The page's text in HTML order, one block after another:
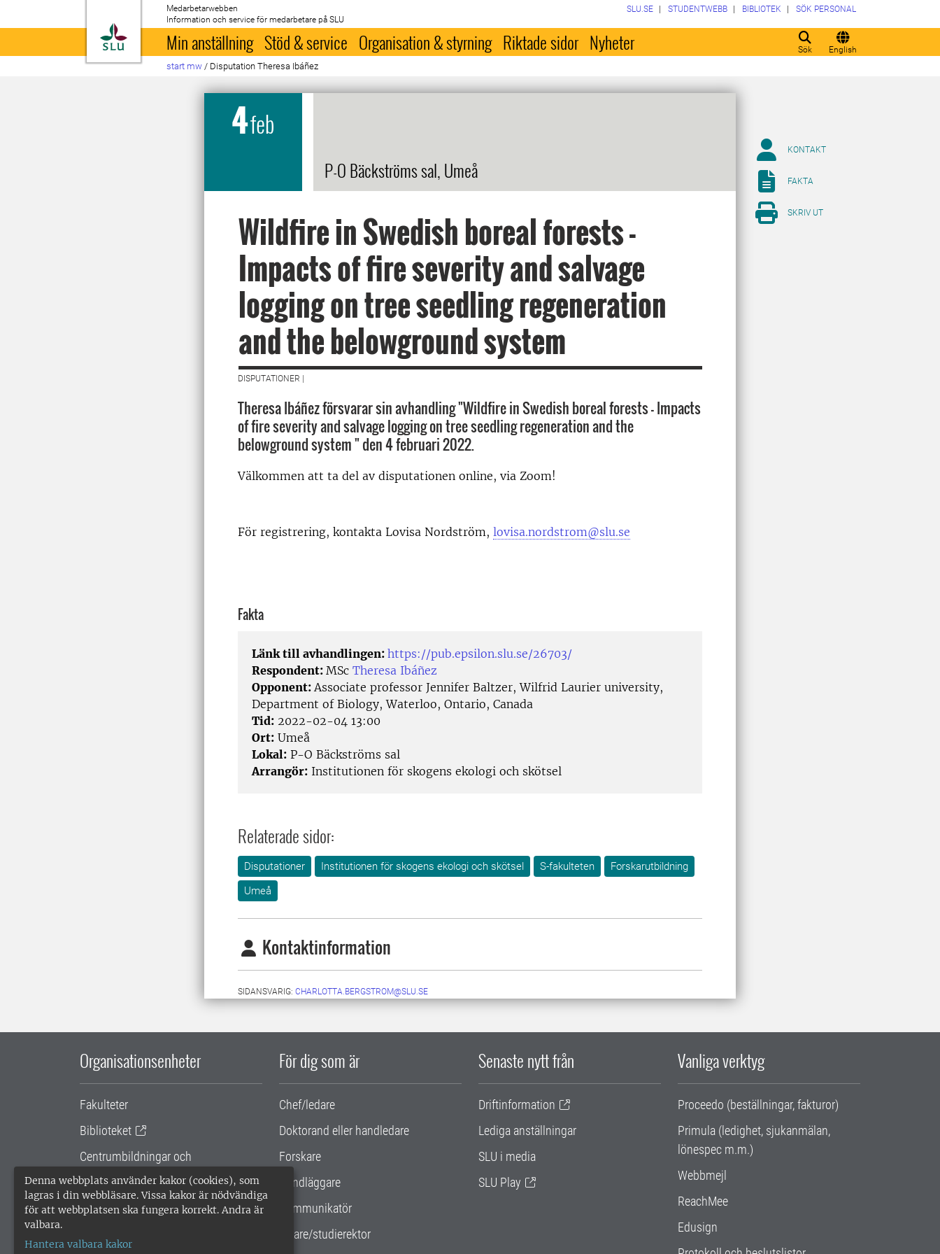
Denna webbplats använder kakor (cookies), som
lagras i din webbläsare. Vissa kakor är nödvändiga
för att webbplatsen ska fungera korrekt. Andra är
valbara.
Hantera valbara kakor
Till startsida
Medarbetarwebben
Information och service för medarbetare på SLU
Sök English
SLU.SE STUDENTWEBB BIBLIOTEK SÖK PERSONAL
Min anställning Stöd & service Organisation & styrning Riktade sidor Nyheter
start mw / Disputation Theresa Ibáñez
4feb
P-O Bäckströms sal, Umeå
Wildfire in Swedish boreal forests -
Impacts of fire severity and salvage
logging on tree seedling regeneration
and the belowground system
DISPUTATIONER |
Theresa Ibáñez försvarar sin avhandling "Wildfire in Swedish boreal forests - Impacts
of fire severity and salvage logging on tree seedling regeneration and the
belowground system " den 4 februari 2022.
Välkommen att ta del av disputationen online, via Zoom!
För registrering, kontakta Lovisa Nordström, lovisa.nordstrom@slu.se
Fakta
Länk till avhandlingen: https://pub.epsilon.slu.se/26703/
Respondent: MSc Theresa Ibáñez
Opponent:Associate professor Jennifer Baltzer, Wilfrid Laurier university,
Department of Biology, Waterloo, Ontario, Canada
Tid: 2022-02-04 13:00
Ort: Umeå
Lokal: P-O Bäckströms sal
Arrangör: Institutionen för skogens ekologi och skötsel
Relaterade sidor:
Disputationer Institutionen för skogens ekologi och skötsel S-fakulteten
Forskarutbildning
Umeå
Kontaktinformation
SIDANSVARIG: CHARLOTTA.BERGSTROM@SLU.SE
KONTAKT
FAKTA
SKRIV UT
Organisationsenheter
Fakulteter
Biblioteket
Centrumbildningar och
samarbetsprojekt
Gemensamma verksamhetsstödet
För dig som är
Chef/ledare
Doktorand eller handledare
Forskare
Handläggare
Kommunikatör
Lärare/studierektor
Senaste nytt från
Driftinformation
Lediga anställningar
SLU i media
SLU Play
Vanliga verktyg
Proceedo (beställningar, fakturor)
Primula (ledighet, sjukanmälan,
lönespec m.m.)
Webbmejl
ReachMee
Edusign